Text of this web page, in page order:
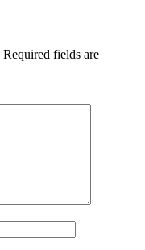
Required fields are